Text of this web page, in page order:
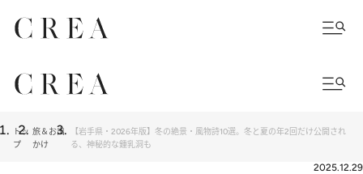
トッ
プ
旅＆お出
かけ
【岩手県・2026年版】冬の絶景・風物詩10選。冬と夏の年2回だけ公開され
る、神秘的な鍾乳洞も
2025.12.29